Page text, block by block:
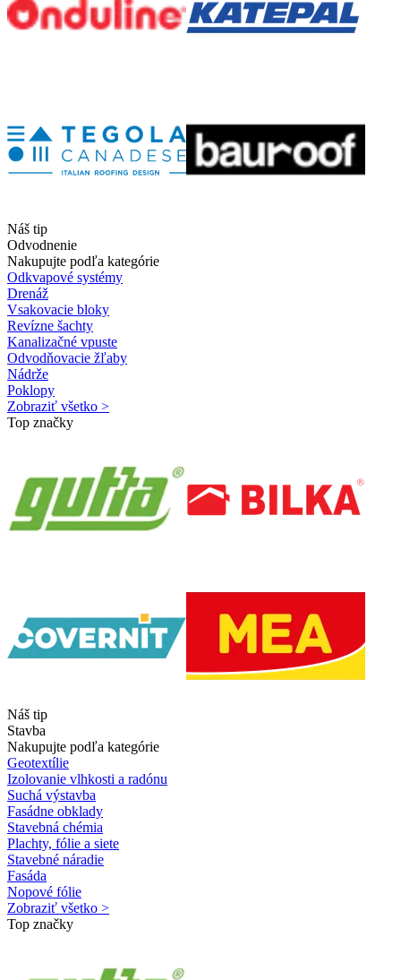
Náš tip
Odvodnenie
Nakupujte podľa kategórie
Odkvapové systémy
Drenáž
Vsakovacie bloky
Revízne šachty
Kanalizačné vpuste
Odvodňovacie žľaby
Nádrže
Poklopy
Zobraziť všetko >
Top značky
Náš tip
Stavba
Nakupujte podľa kategórie
Geotextílie
Izolovanie vlhkosti a radónu
Suchá výstavba
Fasádne obklady
Stavebná chémia
Plachty, fólie a siete
Stavebné náradie
Fasáda
Nopové fólie
Zobraziť všetko >
Top značky